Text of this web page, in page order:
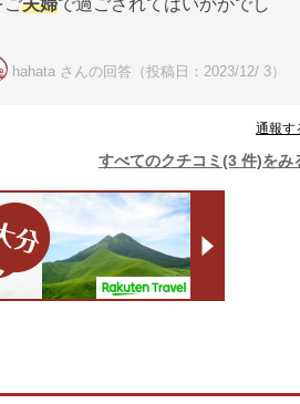
ご夫婦で過ごされてはいかがでし
hahata さんの回答（投稿日：2023/12/ 3）
通報す
すべてのクチコミ(3 件)をみ